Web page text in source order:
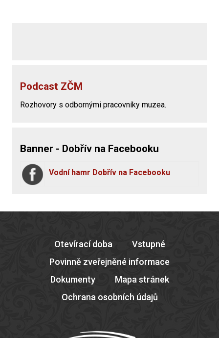
Podcast ZČM
Rozhovory s odbornými pracovníky muzea.
Banner - Dobřív na Facebooku
Vodní hamr Dobřív na Facebooku
Otevírací doba
Vstupné
Povinně zveřejněné informace
Dokumenty
Mapa stránek
Ochrana osobních údajů